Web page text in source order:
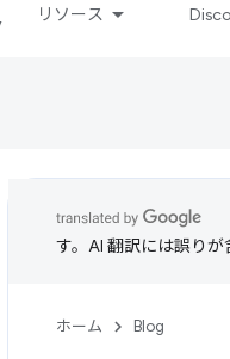
リソース
す。AI 翻訳には誤りが
ホーム Blog